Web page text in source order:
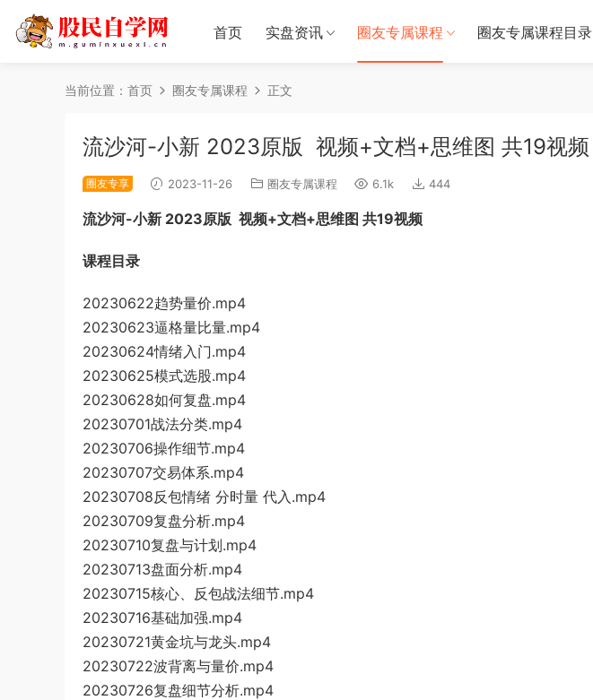
首页 实盘资讯 圈友专属课程 圈友专属课程目录
当前位置： 首页 圈友专属课程 正文
流沙河-小新 2023原版 视频+文档+思维图 共19视频
圈友专享 2023-11-26 圈友专属课程 6.1k 444
流沙河-小新 2023原版 视频+文档+思维图 共19视频
课程目录
20230622趋势量价.mp4
20230623逼格量比量.mp4
20230624情绪入门.mp4
20230625模式选股.mp4
20230628如何复盘.mp4
20230701战法分类.mp4
20230706操作细节.mp4
20230707交易体系.mp4
20230708反包情绪 分时量 代入.mp4
20230709复盘分析.mp4
20230710复盘与计划.mp4
20230713盘面分析.mp4
20230715核心、反包战法细节.mp4
20230716基础加强.mp4
20230721黄金坑与龙头.mp4
20230722波背离与量价.mp4
20230726复盘细节分析.mp4